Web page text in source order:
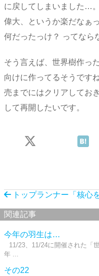
に戻してしまいました…
偉大、というか楽だなぁ
何だったっけ？ ってなら
そう言えば、世界樹作っ
向けに作ってるそうです
売までにはクリアしてお
して再開したいです。
トップランナー「核心
関連記事
今年の羽生は…
11/23、11/24に開催された「
年 ...
その22